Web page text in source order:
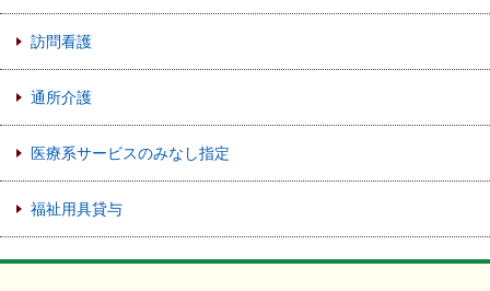
訪問看護
通所介護
医療系サービスのみなし指定
福祉用具貸与